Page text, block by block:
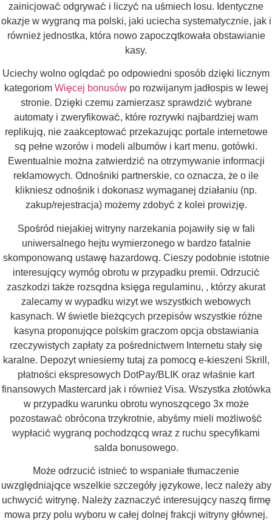
zainicjować odgrywać i liczyć na uśmiech losu. Identyczne
okazje w wygraną ma polski, jaki uciecha systematycznie, jak i
również jednostka, która nowo zapoczątkowała obstawianie
kasy.
Uciechy wolno oglądać po odpowiedni sposób dzięki licznym
kategoriom Więcej bonusówpo rozwijanym jadłospis w lewej
stronie. Dzięki czemu zamierzasz sprawdzić wybrane
automaty i zweryfikować, które rozrywki najbardziej wam
replikują, nie zaakceptować przekazując portale internetowe
są pełne wzorów i modeli albumów i kart menu. gotówki.
Ewentualnie można zatwierdzić na otrzymywanie informacji
reklamowych. Odnośniki partnerskie, co oznacza, że o ile
klikniesz odnośnik i dokonasz wymaganej działaniu (np.
zakup/rejestracja) możemy zdobyć z kolei prowizję.
Spośród niejakiej witryny narzekania pojawiły się w fali
uniwersalnego hejtu wymierzonego w bardzo fatalnie
skomponowaną ustawę hazardową. Cieszy podobnie istotnie
interesujący wymóg obrotu w przypadku premii. Odrzucić
zaszkodzi także rozsądna księga regulaminu, , którzy akurat
zalecamy w wypadku wizyt we wszystkich webowych
kasynach. W świetle bieżących przepisów wszystkie różne
kasyna proponujące polskim graczom opcja obstawiania
rzeczywistych zapłaty za pośrednictwem Internetu stały się
karalne. Depozyt wniesiemy tutaj za pomocą e-kieszeni Skrill,
płatności ekspresowych DotPay/BLIK oraz właśnie kart
finansowych Mastercard jak i również Visa. Wszystka złotówka
w przypadku warunku obrotu wynoszącego 3x może
pozostawać obrócona trzykrotnie, abyśmy mieli możliwość
wypłacić wygraną pochodzącą wraz z ruchu specyfikami
salda bonusowego.
Może odrzucić istnieć to wspaniałe tłumaczenie
uwzględniające wszelkie szczegóły językowe, lecz należy aby
uchwycić witrynę. Należy zaznaczyć interesujący naszą firmę
mowa przy polu wyboru w całej dolnej frakcji witryny głównej.